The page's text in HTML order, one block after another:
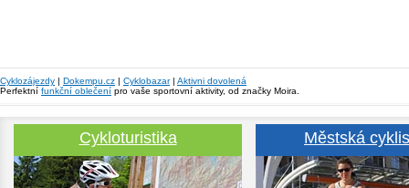
Cyklozájezdy | Dokempu.cz | Cyklobazar| Aktivni dovolená
Perfektní funkční oblečení pro vaše sportovní aktivity, od značky Moira.
Cykloturistika Městská